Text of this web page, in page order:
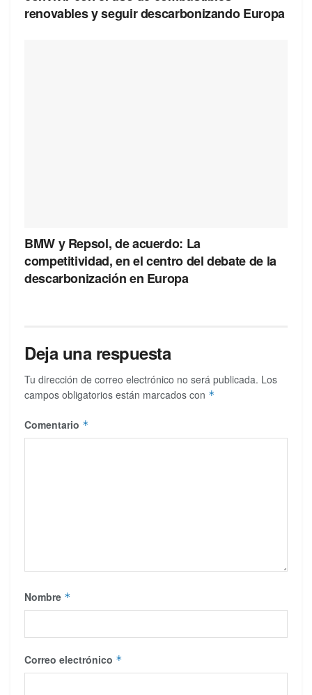
renovables y seguir descarbonizando Europa
BMW y Repsol, de acuerdo: La
competitividad, en el centro del debate de la
descarbonización en Europa
Deja una respuesta
Tu dirección de correo electrónico no será publicada. Los
campos obligatorios están marcados con *
Comentario *
Nombre *
Correo electrónico *